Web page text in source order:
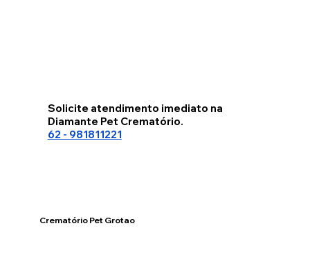
Solicite atendimento imediato na
Diamante Pet Crematório.
62 - 981811221
Crematório Pet Grotao